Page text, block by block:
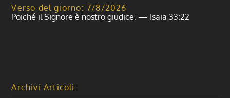
Verso del giorno: 7/8/2026
Poiché il Signore è nostro giudice, — Isaia 33:22
Archivi Articoli: